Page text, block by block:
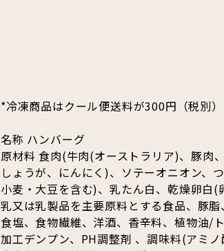
*冷凍商品はクール便送料が300円（税別）
名称 ハンバーグ
原材料 食肉(牛肉(オーストラリア)、豚肉
しょうが、にんにく)、ソテーオニオン、
小麦・大豆を含む)、乳たん白、乾燥卵白(
乳又は乳製品を主要原料とする食品、豚脂
食塩、食物繊維、洋酒、香辛料、植物油/ト
加工デンプン、PH調整剤 、調味料(アミノ